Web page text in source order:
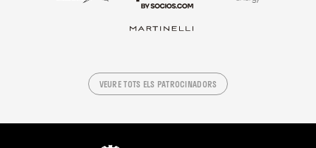
VEURE TOTS ELS PATROCINADORS